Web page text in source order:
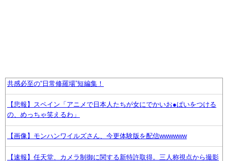
共感必至の“日常修羅場”短編集！
【悲報】スペイン「アニメで日本人たちが女にでかいお●ぱいをつける
の、めっちゃ笑えるわ」
【画像】モンハンワイルズさん、今更体験版を配信wwwwww
【速報】任天堂、カメラ制御に関する新特許取得。三人称視点から撮影